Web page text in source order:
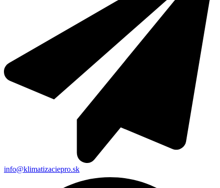
info@klimatizaciepro.sk